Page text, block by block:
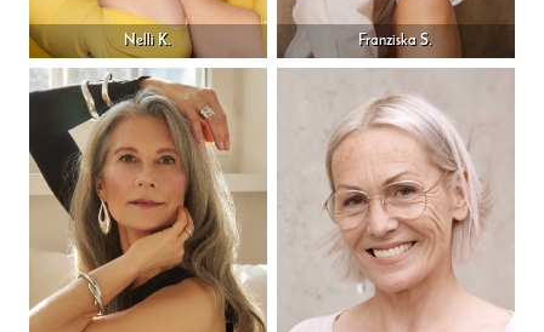
Nelli K. Franziska S.